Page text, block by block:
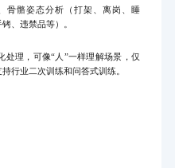
骨骼姿态分析（打架、离岗、睡
、违禁品等）。
处理，可像“人”一样理解场景，仅
行业二次训练和问答式训练。